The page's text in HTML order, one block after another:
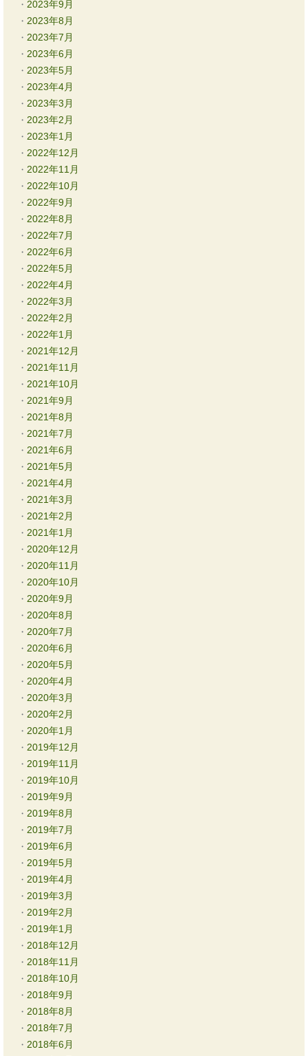
2023年9月
2023年8月
2023年7月
2023年6月
2023年5月
2023年4月
2023年3月
2023年2月
2023年1月
2022年12月
2022年11月
2022年10月
2022年9月
2022年8月
2022年7月
2022年6月
2022年5月
2022年4月
2022年3月
2022年2月
2022年1月
2021年12月
2021年11月
2021年10月
2021年9月
2021年8月
2021年7月
2021年6月
2021年5月
2021年4月
2021年3月
2021年2月
2021年1月
2020年12月
2020年11月
2020年10月
2020年9月
2020年8月
2020年7月
2020年6月
2020年5月
2020年4月
2020年3月
2020年2月
2020年1月
2019年12月
2019年11月
2019年10月
2019年9月
2019年8月
2019年7月
2019年6月
2019年5月
2019年4月
2019年3月
2019年2月
2019年1月
2018年12月
2018年11月
2018年10月
2018年9月
2018年8月
2018年7月
2018年6月